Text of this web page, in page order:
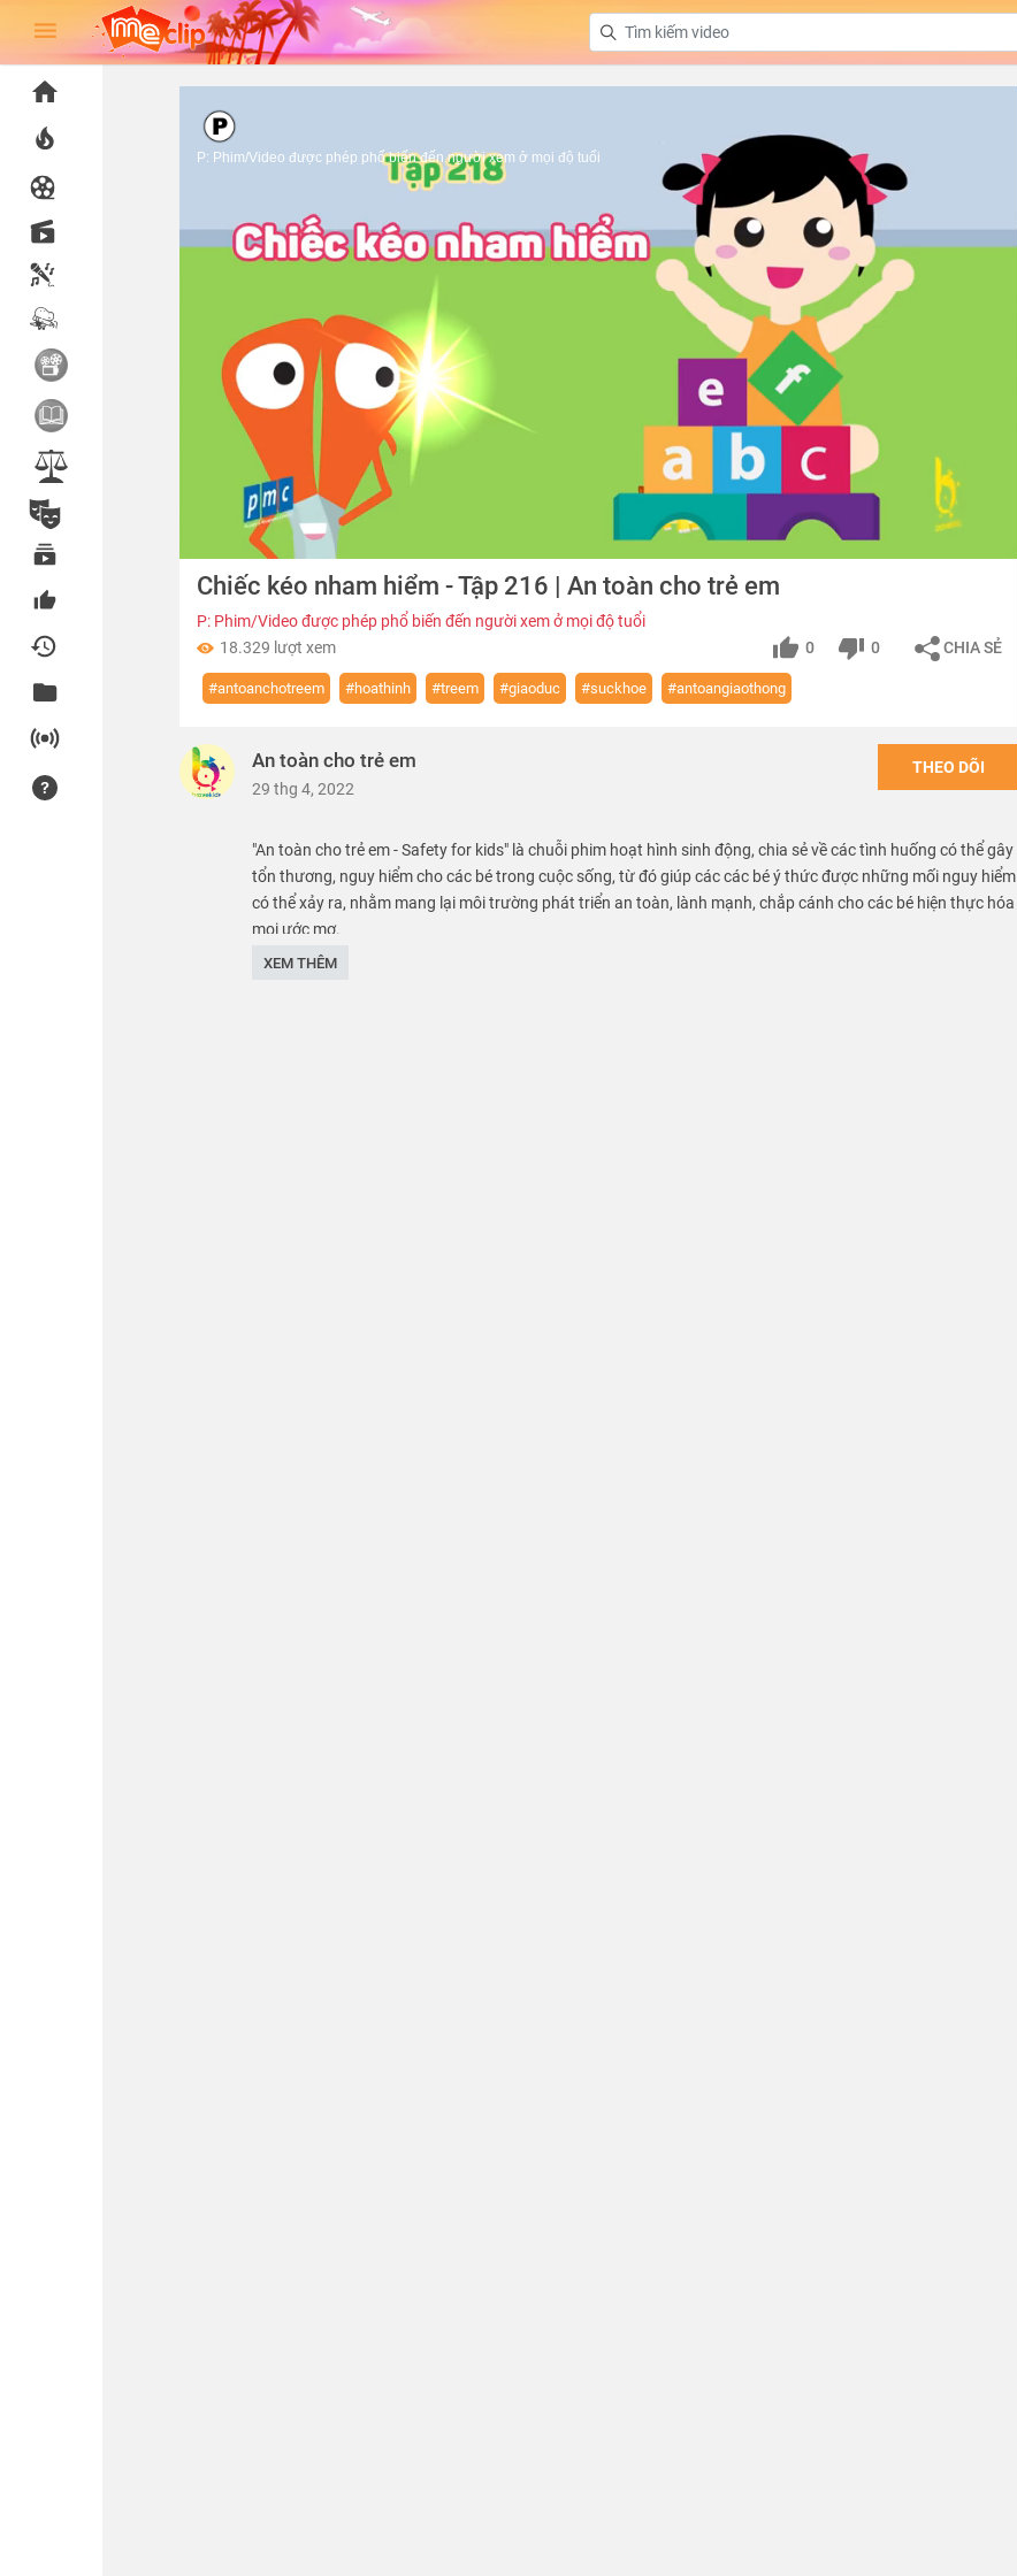
0%
P: Phim/Video được phép phổ biến đến người xem ở mọi độ tuổi
Chiếc kéo nham hiểm - Tập 216 | An toàn cho trẻ em
P: Phim/Video được phép phổ biến đến người xem ở mọi độ tuổi
18.329 lượt xem
0 0 CHIA SẺ
#antoanchotreem #hoathinh #treem #giaoduc #suckhoe #antoangiaothong
An toàn cho trẻ em
29 thg 4, 2022
THEO DÕI
"An toàn cho trẻ em - Safety for kids" là chuỗi phim hoạt hình sinh động, chia sẻ về các tình huống có thể gây
tổn thương, nguy hiểm cho các bé trong cuộc sống, từ đó giúp các các bé ý thức được những mối nguy hiểm
có thể xảy ra, nhằm mang lại môi trường phát triển an toàn, lành mạnh, chắp cánh cho các bé hiện thực hóa
mọi ước mơ.
XEM THÊM